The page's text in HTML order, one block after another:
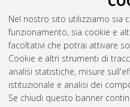
Nel nostro sito utilizziamo sia
funzionamento, sia cookie e
facoltativi che potrai attivare
Cookie e altri strumenti di
analisi statistiche, misure
istituzionale e analisi dei
Se chiudi questo banner
Ingegneria
DM509](1)
Seleziona un valore
2010(1)